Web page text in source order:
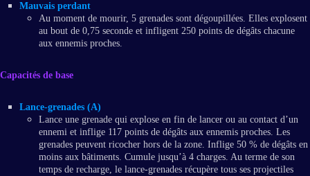
Mauvais perdant
Au moment de mourir, 5 grenades sont dégoupillées. Elles explosent
au bout de 0,75 seconde et infligent 250 points de dégâts chacune
aux ennemis proches.
Capacités de base
Lance-grenades (A)
Lance une grenade qui explose en fin de lancer ou au contact d’un
ennemi et inflige 117 points de dégâts aux ennemis proches. Les
grenades peuvent ricocher hors de la zone. Inflige 50 % de dégâts en
moins aux bâtiments. Cumule jusqu’à 4 charges. Au terme de son
temps de recharge, le lance-grenades récupère tous ses projectiles